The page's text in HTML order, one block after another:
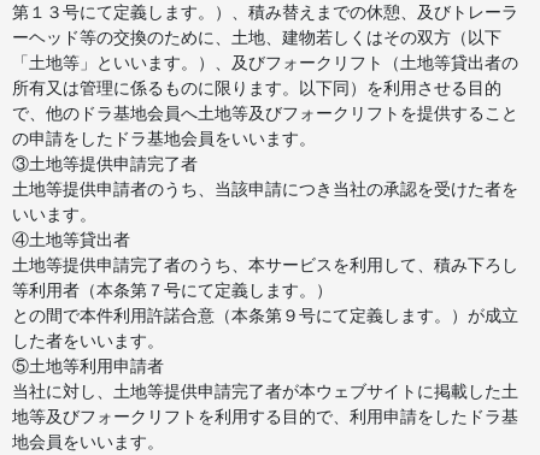
第１３号にて定義します。）、積み替えまでの休憩、及びトレーラ
ーヘッド等の交換のために、土地、建物若しくはその双方（以下
「土地等」といいます。）、及びフォークリフト（土地等貸出者の
所有又は管理に係るものに限ります。以下同）を利用させる目的
で、他のドラ基地会員へ土地等及びフォークリフトを提供すること
の申請をしたドラ基地会員をいいます。
③土地等提供申請完了者
土地等提供申請者のうち、当該申請につき当社の承認を受けた者を
いいます。
④土地等貸出者
土地等提供申請完了者のうち、本サービスを利用して、積み下ろし
等利用者（本条第７号にて定義します。）
との間で本件利用許諾合意（本条第９号にて定義します。）が成立
した者をいいます。
⑤土地等利用申請者
当社に対し、土地等提供申請完了者が本ウェブサイトに掲載した土
地等及びフォークリフトを利用する目的で、利用申請をしたドラ基
地会員をいいます。